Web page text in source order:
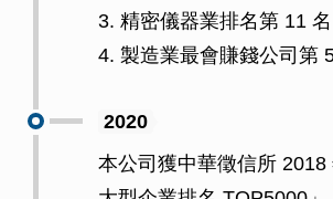
3. 精密儀器業排名第 11 名
4. 製造業最會賺錢公司第
2020
本公司獲中華徵信所 2018